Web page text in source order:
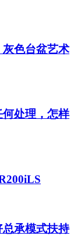
色台盆艺术
处理，怎样
承模式扶持